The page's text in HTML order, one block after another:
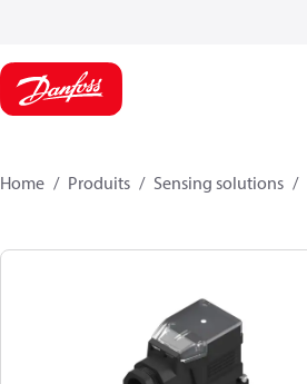
Home Produits Sensing solutions